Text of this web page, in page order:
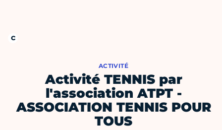
ACTIVITÉ
Activité TENNIS par
l'association ATPT -
ASSOCIATION TENNIS POUR
TOUS